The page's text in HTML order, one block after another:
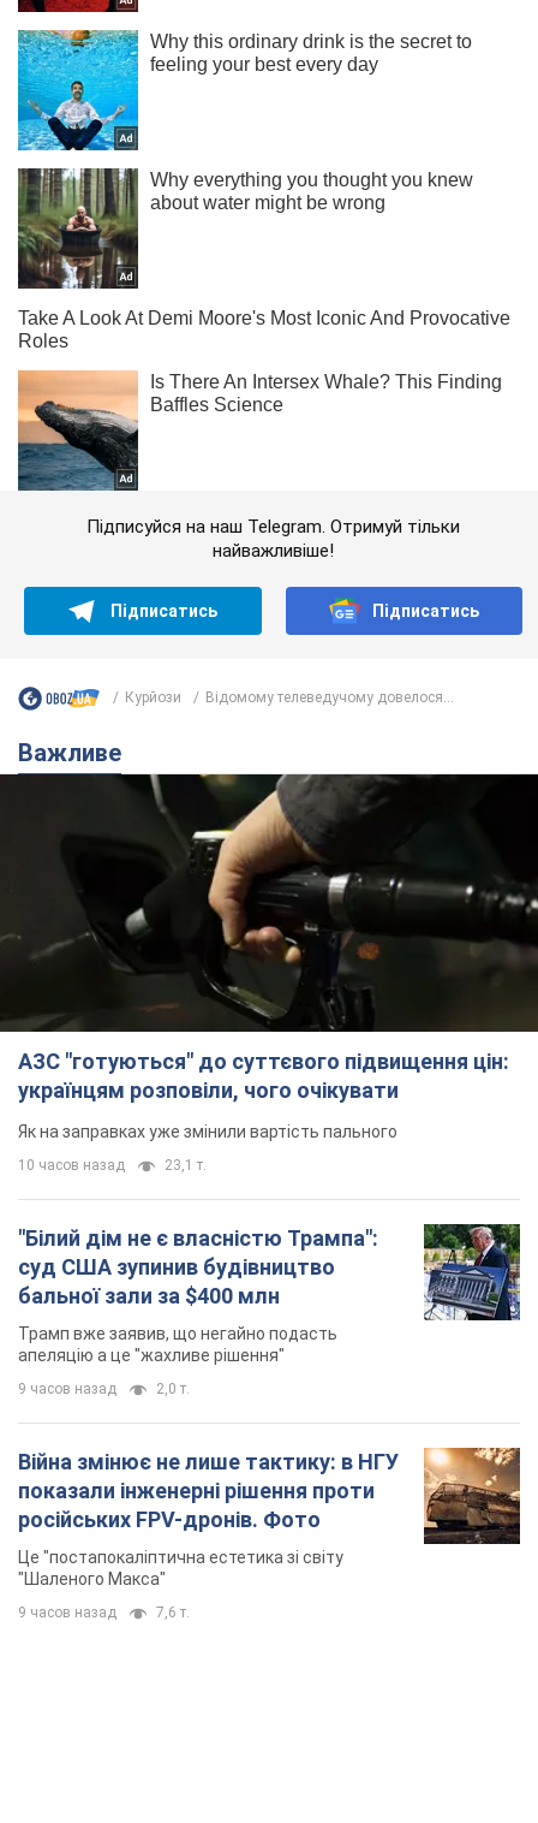
Підписуйся на наш Telegram. Отримуй тільки
найважливіше!
Підписатись Підписатись
Курйози Відомому телеведучому довелося...
Важливе
АЗС "готуються" до суттєвого підвищення цін:
українцям розповіли, чого очікувати
Як на заправках уже змінили вартість пального
10 часов назад 23,1 т.
"Білий дім не є власністю Трампа":
суд США зупинив будівництво
бальної зали за $400 млн
Трамп вже заявив, що негайно подасть
апеляцію а це "жахливе рішення"
9 часов назад 2,0 т.
Війна змінює не лише тактику: в НГУ
показали інженерні рішення проти
російських FPV-дронів. Фото
Це "постапокаліптична естетика зі світу
"Шаленого Макса"
9 часов назад 7,6 т.